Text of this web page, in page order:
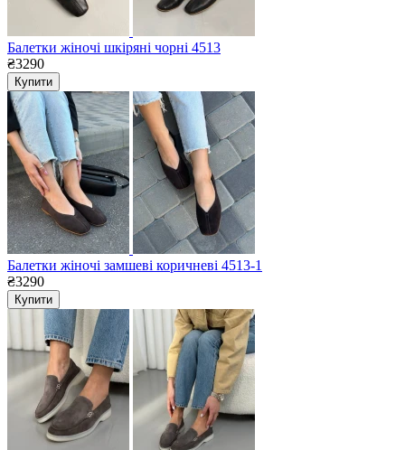
Балетки жіночі шкіряні чорні 4513
₴3290
Купити
Балетки жіночі замшеві коричневі 4513-1
₴3290
Купити